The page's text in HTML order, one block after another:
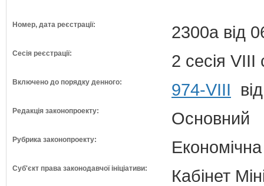
Номер, дата реєстрації: 2300а від
Сесія реєстрації: 2 сесія VIII
Включено до порядку денного: 974-VIII
Редакція законопроекту: Основний
Рубрика законопроекту:
Суб'єкт права законодавчої ініціативи: Кабінет